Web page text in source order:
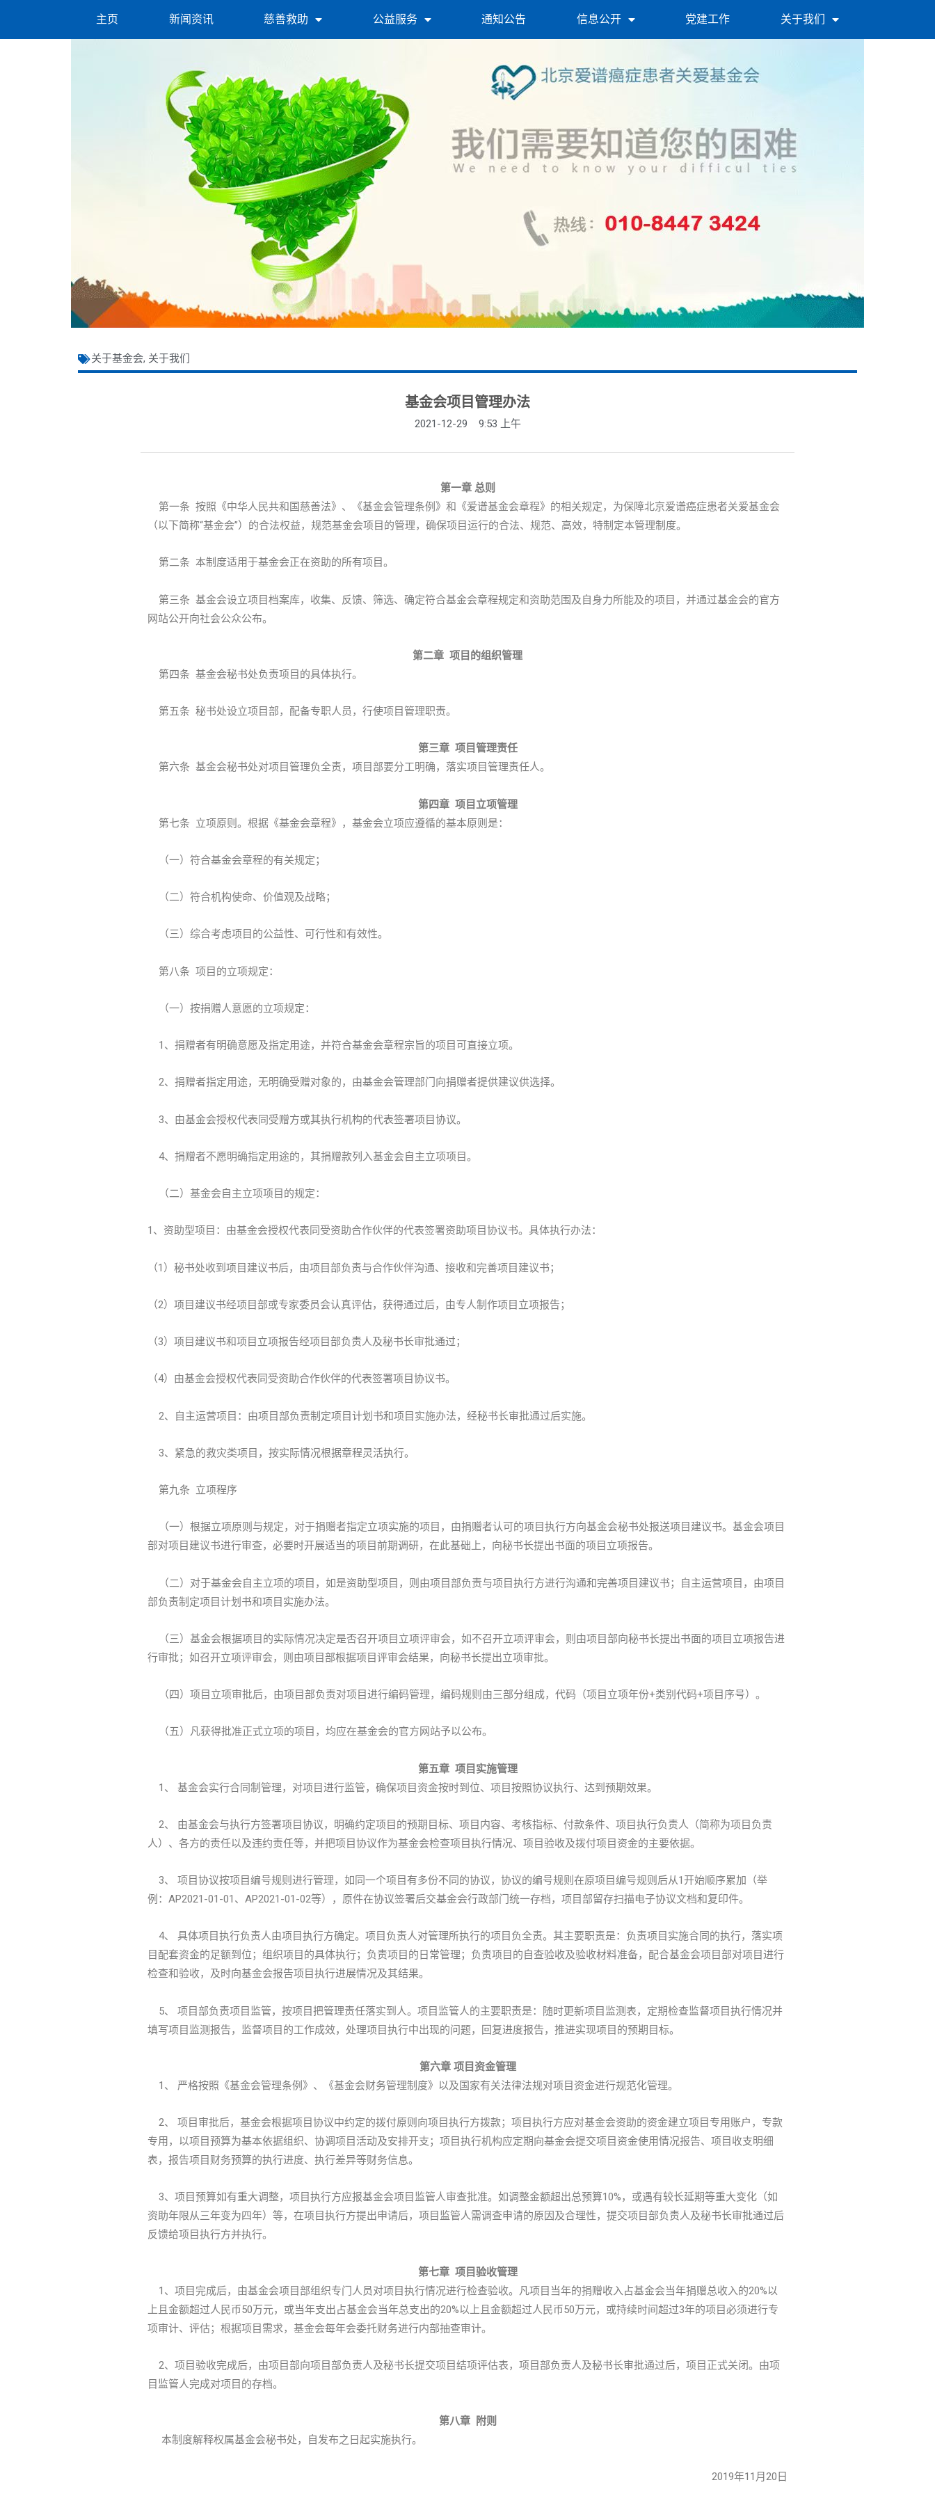
主页 新闻资讯 慈善救助 公益服务 通知公告 信息公开 党建工作 关于我们
关于基金会, 关于我们
基金会项目管理办法
2021-12-29 9:53 上午
第一章 总则
第一条 按照《中华人民共和国慈善法》、《基金会管理条例》和《爱谱基金会章程》的相关规定，为保障北京爱谱癌症患者关爱基金会
（以下简称“基金会”）的合法权益，规范基金会项目的管理，确保项目运行的合法、规范、高效，特制定本管理制度。
第二条 本制度适用于基金会正在资助的所有项目。
第三条 基金会设立项目档案库，收集、反馈、筛选、确定符合基金会章程规定和资助范围及自身力所能及的项目，并通过基金会的官方
网站公开向社会公众公布。
第二章 项目的组织管理
第四条 基金会秘书处负责项目的具体执行。
第五条 秘书处设立项目部，配备专职人员，行使项目管理职责。
第三章 项目管理责任
第六条 基金会秘书处对项目管理负全责，项目部要分工明确，落实项目管理责任人。
第四章 项目立项管理
第七条 立项原则。根据《基金会章程》，基金会立项应遵循的基本原则是：
（一）符合基金会章程的有关规定；
（二）符合机构使命、价值观及战略；
（三）综合考虑项目的公益性、可行性和有效性。
第八条 项目的立项规定：
（一）按捐赠人意愿的立项规定：
1、捐赠者有明确意愿及指定用途，并符合基金会章程宗旨的项目可直接立项。
2、捐赠者指定用途，无明确受赠对象的，由基金会管理部门向捐赠者提供建议供选择。
3、由基金会授权代表同受赠方或其执行机构的代表签署项目协议。
4、捐赠者不愿明确指定用途的，其捐赠款列入基金会自主立项项目。
（二）基金会自主立项项目的规定：
1、资助型项目：由基金会授权代表同受资助合作伙伴的代表签署资助项目协议书。具体执行办法：
（1）秘书处收到项目建议书后，由项目部负责与合作伙伴沟通、接收和完善项目建议书；
（2）项目建议书经项目部或专家委员会认真评估，获得通过后，由专人制作项目立项报告；
（3）项目建议书和项目立项报告经项目部负责人及秘书长审批通过；
（4）由基金会授权代表同受资助合作伙伴的代表签署项目协议书。
2、自主运营项目：由项目部负责制定项目计划书和项目实施办法，经秘书长审批通过后实施。
3、紧急的救灾类项目，按实际情况根据章程灵活执行。
第九条 立项程序
（一）根据立项原则与规定，对于捐赠者指定立项实施的项目，由捐赠者认可的项目执行方向基金会秘书处报送项目建议书。基金会项目
部对项目建议书进行审查，必要时开展适当的项目前期调研，在此基础上，向秘书长提出书面的项目立项报告。
（二）对于基金会自主立项的项目，如是资助型项目，则由项目部负责与项目执行方进行沟通和完善项目建议书；自主运营项目，由项目
部负责制定项目计划书和项目实施办法。
（三）基金会根据项目的实际情况决定是否召开项目立项评审会，如不召开立项评审会，则由项目部向秘书长提出书面的项目立项报告进
行审批；如召开立项评审会，则由项目部根据项目评审会结果，向秘书长提出立项审批。
（四）项目立项审批后，由项目部负责对项目进行编码管理，编码规则由三部分组成，代码（项目立项年份+类别代码+项目序号）。
（五）凡获得批准正式立项的项目，均应在基金会的官方网站予以公布。
第五章 项目实施管理
1、 基金会实行合同制管理，对项目进行监管，确保项目资金按时到位、项目按照协议执行、达到预期效果。
2、 由基金会与执行方签署项目协议，明确约定项目的预期目标、项目内容、考核指标、付款条件、项目执行负责人（简称为项目负责
人）、各方的责任以及违约责任等，并把项目协议作为基金会检查项目执行情况、项目验收及拨付项目资金的主要依据。
3、 项目协议按项目编号规则进行管理，如同一个项目有多份不同的协议，协议的编号规则在原项目编号规则后从1开始顺序累加（举
例：AP2021-01-01、AP2021-01-02等），原件在协议签署后交基金会行政部门统一存档，项目部留存扫描电子协议文档和复印件。
4、 具体项目执行负责人由项目执行方确定。项目负责人对管理所执行的项目负全责。其主要职责是：负责项目实施合同的执行，落实项
目配套资金的足额到位；组织项目的具体执行；负责项目的日常管理；负责项目的自查验收及验收材料准备，配合基金会项目部对项目进行
检查和验收，及时向基金会报告项目执行进展情况及其结果。
5、 项目部负责项目监管，按项目把管理责任落实到人。项目监管人的主要职责是：随时更新项目监测表，定期检查监督项目执行情况并
填写项目监测报告，监督项目的工作成效，处理项目执行中出现的问题，回复进度报告，推进实现项目的预期目标。
第六章 项目资金管理
1、 严格按照《基金会管理条例》、《基金会财务管理制度》以及国家有关法律法规对项目资金进行规范化管理。
2、 项目审批后，基金会根据项目协议中约定的拨付原则向项目执行方拨款；项目执行方应对基金会资助的资金建立项目专用账户，专款
专用，以项目预算为基本依据组织、协调项目活动及安排开支；项目执行机构应定期向基金会提交项目资金使用情况报告、项目收支明细
表，报告项目财务预算的执行进度、执行差异等财务信息。
3、项目预算如有重大调整，项目执行方应报基金会项目监管人审查批准。如调整金额超出总预算10%，或遇有较长延期等重大变化（如
资助年限从三年变为四年）等，在项目执行方提出申请后，项目监管人需调查申请的原因及合理性，提交项目部负责人及秘书长审批通过后
反馈给项目执行方并执行。
第七章 项目验收管理
1、项目完成后，由基金会项目部组织专门人员对项目执行情况进行检查验收。凡项目当年的捐赠收入占基金会当年捐赠总收入的20%以
上且金额超过人民币50万元，或当年支出占基金会当年总支出的20%以上且金额超过人民币50万元，或持续时间超过3年的项目必须进行专
项审计、评估；根据项目需求，基金会每年会委托财务进行内部抽查审计。
2、项目验收完成后，由项目部向项目部负责人及秘书长提交项目结项评估表，项目部负责人及秘书长审批通过后，项目正式关闭。由项
目监管人完成对项目的存档。
第八章 附则
本制度解释权属基金会秘书处，自发布之日起实施执行。
2019年11月20日